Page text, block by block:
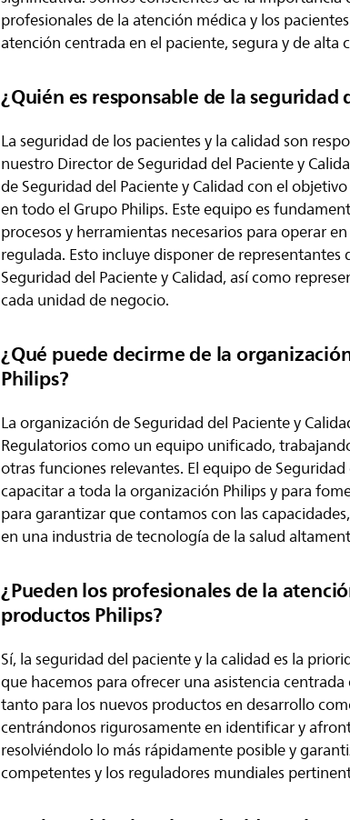
profesionales de la atención médica y los
atención centrada en el paciente, segura y de
¿Quién es responsable de la
La seguridad de los pacientes y la calidad son
nuestro Director de Seguridad del Paciente y
de Seguridad del Paciente y Calidad con el
en todo el Grupo Philips. Este equipo es
procesos y herramientas necesarios para operar
regulada. Esto incluye disponer de
Seguridad del Paciente y Calidad, así como
cada unidad de negocio.
¿Qué puede decirme de la
Philips?
La organización de Seguridad del Paciente y
Regulatorios como un equipo unificado,
otras funciones relevantes. El equipo de
capacitar a toda la organización Philips y para
para garantizar que contamos con las
en una industria de tecnología de la salud
¿Pueden los profesionales de la
productos Philips?
Sí, la seguridad del paciente y la calidad es la
que hacemos para ofrecer una asistencia
tanto para los nuevos productos en desarrollo
centrándonos rigurosamente en identificar y
resolviéndolo lo más rápidamente posible y
competentes y los reguladores mundiales